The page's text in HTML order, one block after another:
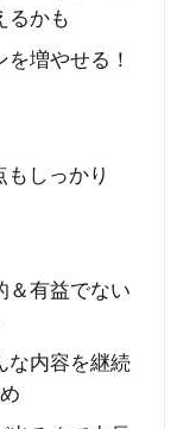
るかも
増やせる！
しっかり
＆有益でない
な内容を継続